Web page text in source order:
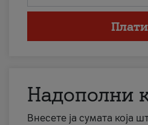
Плати
Надополни
Внесете ја сумата која